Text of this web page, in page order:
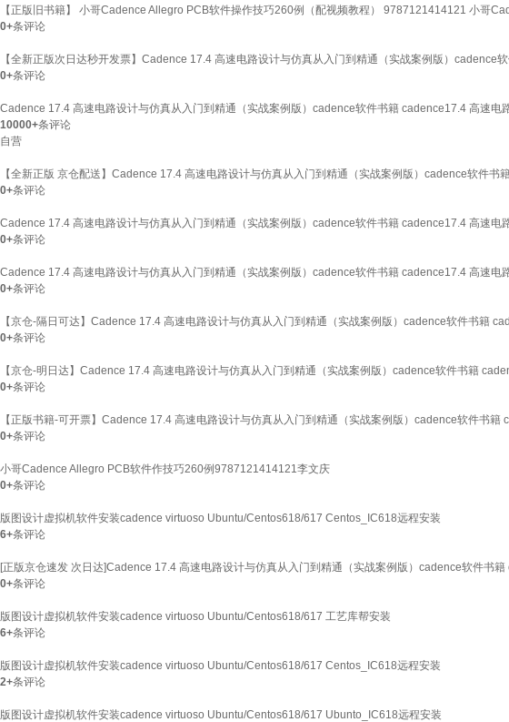
【正版旧书籍】 小哥Cadence Allegro PCB软件操作技巧260例（配视频教程） 9787121414121 小哥
0+条评论
【全新正版次日达秒开发票】Cadence 17.4 高速电路设计与仿真从入门到精通（实战案例版）cadence
0+条评论
Cadence 17.4 高速电路设计与仿真从入门到精通（实战案例版）cadence软件书籍 cadence17.4 高速
10000+条评论
自营
【全新正版 京仓配送】Cadence 17.4 高速电路设计与仿真从入门到精通（实战案例版）cadence软件
0+条评论
Cadence 17.4 高速电路设计与仿真从入门到精通（实战案例版）cadence软件书籍 cadence17.4 高速
0+条评论
Cadence 17.4 高速电路设计与仿真从入门到精通（实战案例版）cadence软件书籍 cadence17.4 高速
0+条评论
【京仓-隔日可达】Cadence 17.4 高速电路设计与仿真从入门到精通（实战案例版）cadence软件书籍
0+条评论
【京仓-明日达】Cadence 17.4 高速电路设计与仿真从入门到精通（实战案例版）cadence软件书籍
0+条评论
【正版书籍-可开票】Cadence 17.4 高速电路设计与仿真从入门到精通（实战案例版）cadence软件书
0+条评论
小哥Cadence Allegro PCB软件作技巧260例9787121414121李文庆
0+条评论
版图设计虚拟机软件安装cadence virtuoso Ubuntu/Centos618/617 Centos_IC618远程安装
6+条评论
[正版京仓速发 次日达]Cadence 17.4 高速电路设计与仿真从入门到精通（实战案例版）cadence软件书
0+条评论
版图设计虚拟机软件安装cadence virtuoso Ubuntu/Centos618/617 工艺库帮安装
6+条评论
版图设计虚拟机软件安装cadence virtuoso Ubuntu/Centos618/617 Centos_IC618远程安装
2+条评论
版图设计虚拟机软件安装cadence virtuoso Ubuntu/Centos618/617 Ubunto_IC618远程安装